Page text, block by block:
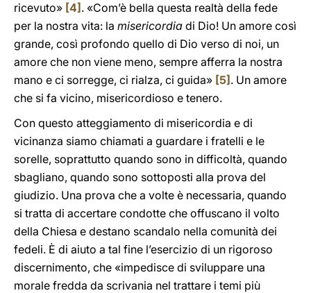
ricevuto» [4] . «Com’è bella questa realtà della fede
per la nostra vita: la misericordia di Dio! Un amore così
grande, così profondo quello di Dio verso di noi, un
amore che non viene meno, sempre afferra la nostra
mano e ci sorregge, ci rialza, ci guida» [5] . Un amore
che si fa vicino, misericordioso e tenero.
Con questo atteggiamento di misericordia e di
vicinanza siamo chiamati a guardare i fratelli e le
sorelle, soprattutto quando sono in difficoltà, quando
sbagliano, quando sono sottoposti alla prova del
giudizio. Una prova che a volte è necessaria, quando
si tratta di accertare condotte che offuscano il volto
della Chiesa e destano scandalo nella comunità dei
fedeli. È di aiuto a tal fine l’esercizio di un rigoroso
discernimento, che «impedisce di sviluppare una
morale fredda da scrivania nel trattare i temi più